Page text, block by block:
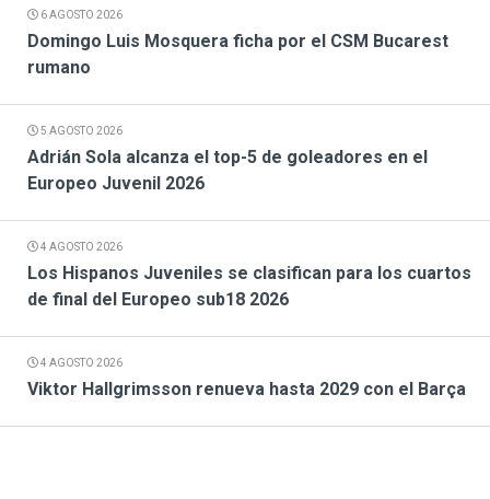
6 AGOSTO 2026
Domingo Luis Mosquera ficha por el CSM Bucarest
rumano
5 AGOSTO 2026
Adrián Sola alcanza el top-5 de goleadores en el
Europeo Juvenil 2026
4 AGOSTO 2026
Los Hispanos Juveniles se clasifican para los cuartos
de final del Europeo sub18 2026
4 AGOSTO 2026
Viktor Hallgrimsson renueva hasta 2029 con el Barça